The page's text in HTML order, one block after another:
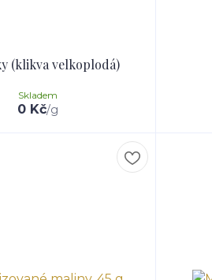
(klikva velkoplodá)
0 Kč/g
Skladem